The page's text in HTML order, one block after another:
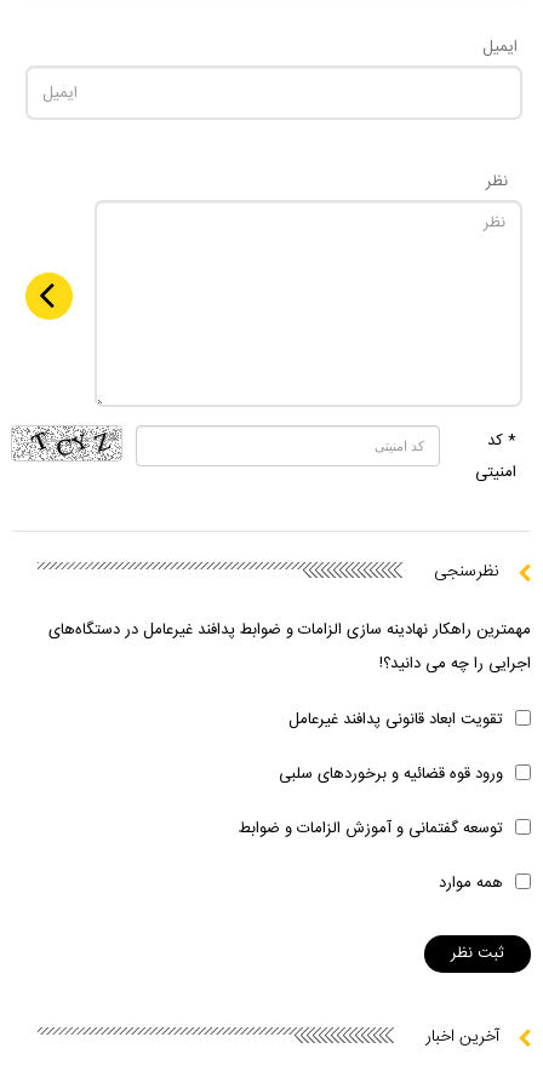
ایمیل
نظر
* کد
امنیتی
نظرسنجی
مهمترین راهکار نهادینه سازی الزامات و ضوابط پدافند غیرعامل در دستگاه‌های
اجرایی را چه می دانید؟!
تقویت ابعاد قانونی پدافند غیرعامل
ورود قوه قضائیه و برخوردهای سلبی
توسعه گفتمانی و آموزش الزامات و ضوابط
همه موارد
آخرین اخبار